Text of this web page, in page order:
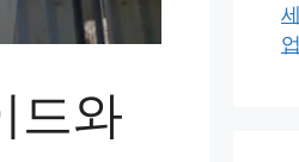
드와